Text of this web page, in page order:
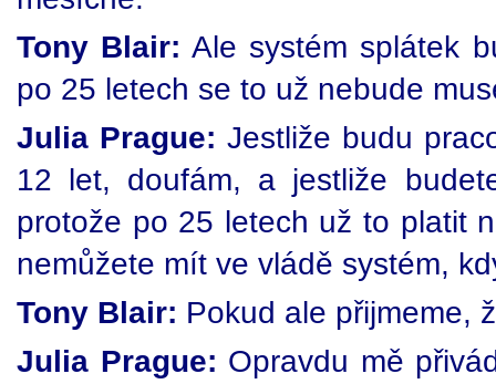
Tony Blair: Ale systém splátek
po 25 letech se to už nebude
Julia Prague: Jestliže budu
12 let, doufám, a jestliže
protože po 25 letech už to platit
nemůžete mít ve vládě systém,
Tony Blair: Pokud ale přijmeme,
Julia Prague: Opravdu mě